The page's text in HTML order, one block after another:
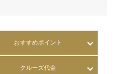
おすすめポイント
クルーズ代金